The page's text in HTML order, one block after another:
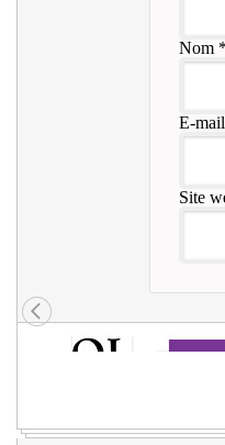
Nom*
E-mail
Site